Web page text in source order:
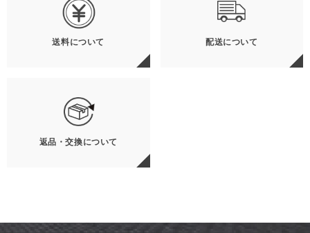
送料について 配送について
返品・交換について